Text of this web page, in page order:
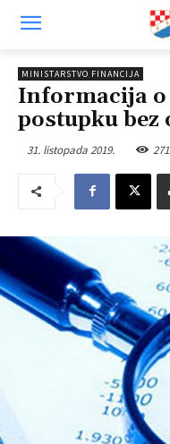
MINISTARSTVO FINANCIJA
Informacija o
postupku bez
31. listopada 2019.